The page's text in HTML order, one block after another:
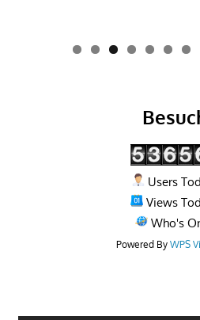
Users
Views
Who's
Powered By WPS